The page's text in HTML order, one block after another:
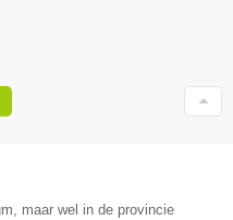
maar wel in de provincie